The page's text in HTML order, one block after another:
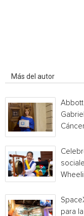
Más del autor
Abbott
para